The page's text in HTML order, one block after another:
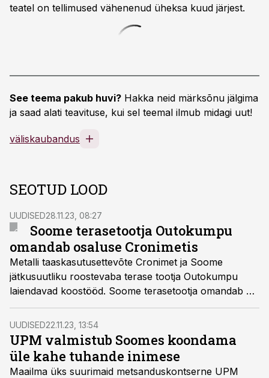
teatel on tellimused vähenenud üheksa kuud järjest.
See teema pakub huvi? Hakka neid märksõnu jälgima
ja saad alati teavituse, kui sel teemal ilmub midagi uut!
väliskaubandus
SEOTUD LOOD
UUDISED28.11.23, 08:27
Soome terasetootja Outokumpu
omandab osaluse Cronimetis
Metalli taaskasutusettevõte Cronimet ja Soome
jätkusuutliku roostevaba terase tootja Outokumpu
laiendavad koostööd. Soome terasetootja omandab ka
10-protsendilise osaluse Eestis tegutseva Cronimet
Nordicu emaettevõttes Cronimet North-East GmbH.
UUDISED22.11.23, 13:54
UPM valmistub Soomes koondama
üle kahe tuhande inimese
Maailma üks suurimaid metsanduskontserne UPM